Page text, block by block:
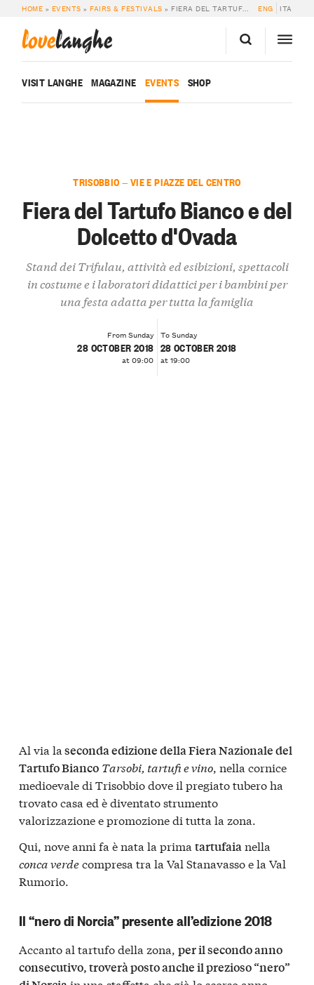
HOME » EVENTS »FAIRS & FESTIVALS » FIERA DEL TARTUFO BIANCO E DEL DOLCETTO D’OVADA ENG ITA
lovelanghe
VISIT LANGHE MAGAZINE EVENTS SHOP
TRISOBBIO — VIE E PIAZZE DEL CENTRO
Fiera del Tartufo Bianco e del
Dolcetto d'Ovada
Stand dei Trifulau, attività ed esibizioni, spettacoli
in costume e i laboratori didattici per i bambini per
una festa adatta per tutta la famiglia
From Sunday
28 OCTOBER 2018
at 09:00
To Sunday
28 OCTOBER 2018
at 19:00
Al via la seconda edizione della Fiera Nazionale del
Tartufo Bianco Tarsobi, tartufi e vino, nella cornice
medioevale di Trisobbio dove il pregiato tubero ha
trovato casa ed è diventato strumento
valorizzazione e promozione di tutta la zona.
Qui, nove anni fa è nata la prima tartufaianella
conca verdecompresa tra la Val Stanavasso e la Val
Rumorio.
Il “nero di Norcia” presente all’edizione 2018
Accanto al tartufo della zona, per il secondo anno
consecutivo, troverà posto anche il prezioso “nero”